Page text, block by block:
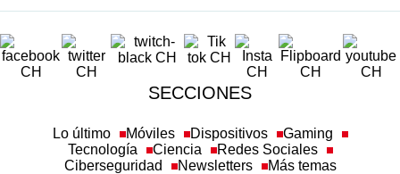
SECCIONES
Lo último Móviles Dispositivos
Gaming
Tecnología
Ciencia
Redes Sociales
Ciberseguridad
Newsletters Más temas